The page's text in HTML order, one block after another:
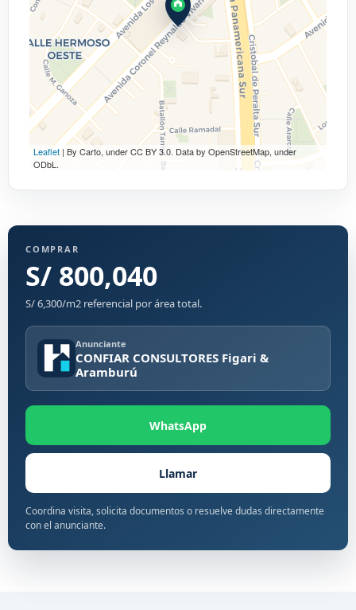
Leaflet | By Carto, under CC BY 3.0. Data by OpenStreetMap, under
ODbL.
COMPRAR
S/ 800,040
S/ 6,300/m2 referencial por área total.
Anunciante
CONFIAR CONSULTORES Figari &
Aramburú
WhatsApp
Llamar
Coordina visita, solicita documentos o resuelve dudas directamente
con el anunciante.